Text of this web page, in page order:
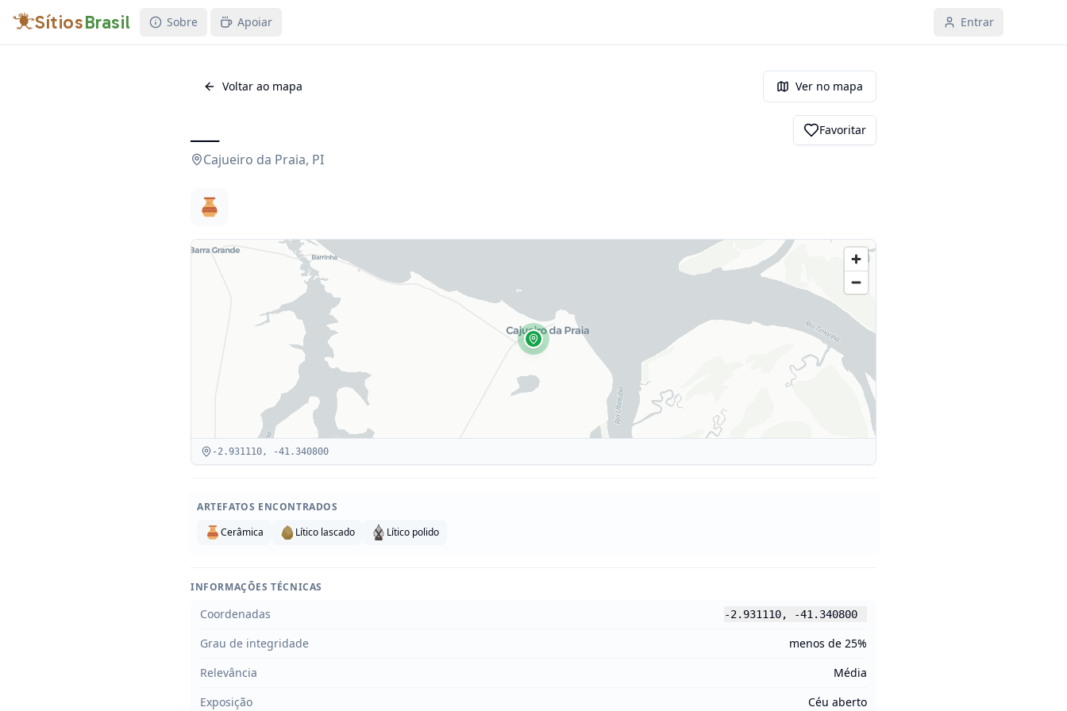
SítiosBrasil Sobre Apoiar Entrar
Voltar ao mapa Ver no mapa
Cajueiro da Praia, PI
Favoritar
-2.931110, -41.340800
ARTEFATOS ENCONTRADOS
Cerâmica
Lítico lascado Lítico polido
INFORMAÇÕES TÉCNICAS
Coordenadas -2.931110, -41.340800
Grau de integridade
menos de 25%
Relevância
Média
Exposição
Céu aberto